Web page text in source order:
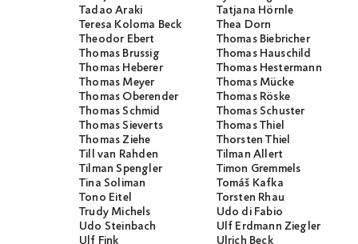
Tadao Araki
Tatjana Hörnle
Teresa Koloma Beck
Thea Dorn
Theodor Ebert
Thomas Biebricher
Thomas Brussig
Thomas Hauschild
Thomas Heberer
Thomas Hestermann
Thomas Meyer
Thomas Mücke
Thomas Oberender
Thomas Röske
Thomas Schmid
Thomas Schuster
Thomas Sieverts
Thomas Thiel
Thomas Ziehe
Thorsten Thiel
Till van Rahden
Tilman Allert
Tilman Spengler
Timon Gremmels
Tina Soliman
Tomáš Kafka
Tono Eitel
Torsten Rhau
Trudy Michels
Udo di Fabio
Udo Steinbach
Ulf Erdmann Ziegler
Ulf Fink
Ulrich Beck